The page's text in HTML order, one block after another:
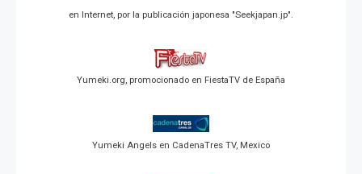
en Internet, por la publicación japonesa "Seekjapan.jp".
Yumeki.org, promocionado en FiestaTV de España
Yumeki Angels en CadenaTres TV, Mexico